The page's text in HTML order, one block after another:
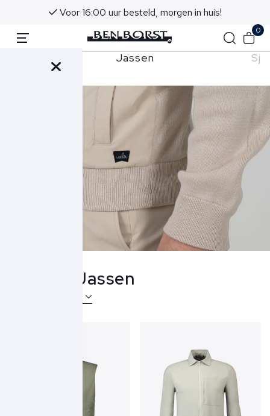
Voor 16:00 uur besteld, morgen in huis!
0
Jassen
Wahts Jassen